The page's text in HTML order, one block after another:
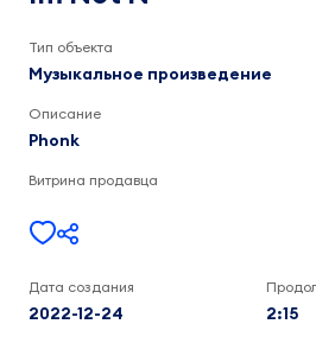
Not
2:16
Тип объекта
Музыкальное произведение
Описание
Phonk
Витрина продавца
Дата создания
2022-12-24 2:15